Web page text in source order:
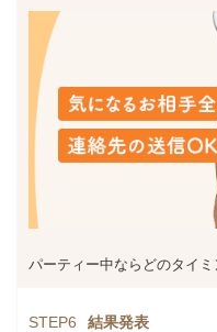
パーティー中ならどのタイミ
STEP6 結果発表